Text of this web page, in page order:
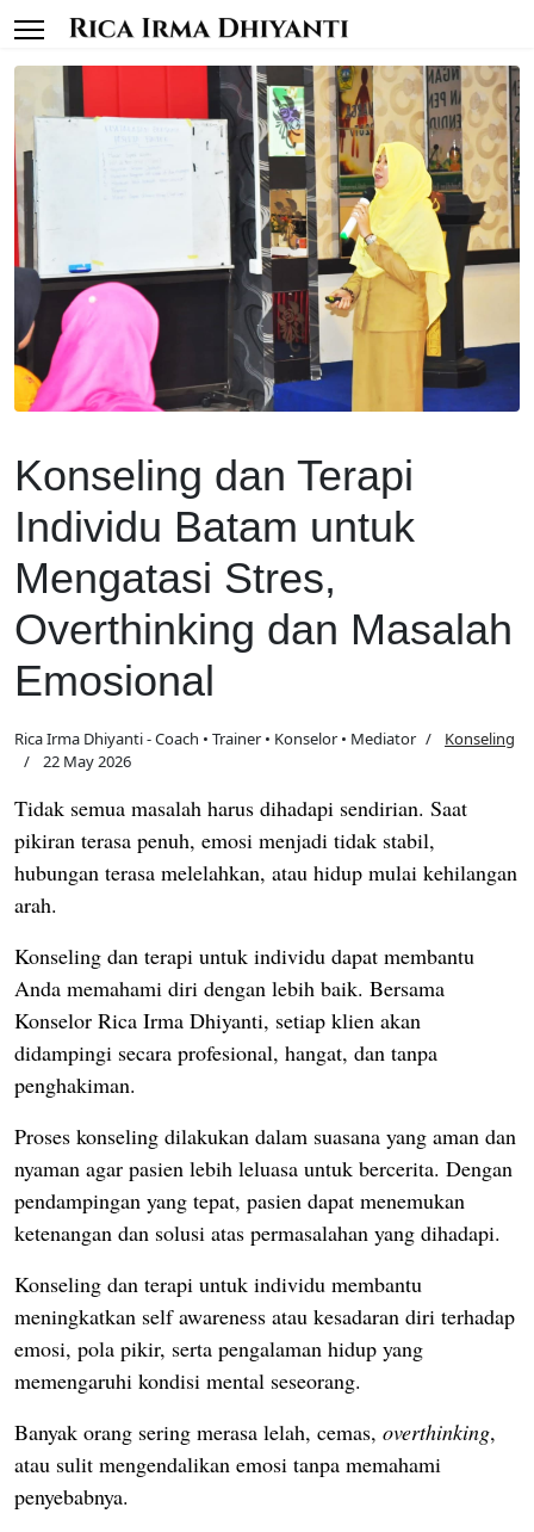
Konseling dan Terapi
Individu Batam untuk
Mengatasi Stres,
Overthinking dan Masalah
Emosional
Rica Irma Dhiyanti - Coach • Trainer • Konselor • Mediator
Konseling
22 May 2026
Tidak semua masalah harus dihadapi sendirian. Saat
pikiran terasa penuh, emosi menjadi tidak stabil,
hubungan terasa melelahkan, atau hidup mulai kehilangan
arah.
Konseling dan terapi untuk individu dapat membantu
Anda memahami diri dengan lebih baik. Bersama
Konselor Rica Irma Dhiyanti, setiap klien akan
didampingi secara profesional, hangat, dan tanpa
penghakiman.
Proses konseling dilakukan dalam suasana yang aman dan
nyaman agar pasien lebih leluasa untuk bercerita. Dengan
pendampingan yang tepat, pasien dapat menemukan
ketenangan dan solusi atas permasalahan yang dihadapi.
Konseling dan terapi untuk individu membantu
meningkatkan self awareness atau kesadaran diri terhadap
emosi, pola pikir, serta pengalaman hidup yang
memengaruhi kondisi mental seseorang.
Banyak orang sering merasa lelah, cemas, overthinking,
atau sulit mengendalikan emosi tanpa memahami
penyebabnya.